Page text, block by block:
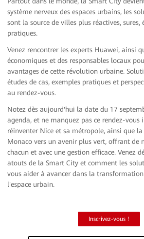
système nerveux des espaces urbains, les
sont la source de villes plus réactives, sures,
pratiques.
Venez rencontrer les experts Huawei, ainsi
économiques et des responsables locaux
avantages de cette révolution urbaine.
études de cas, exemples pratiques et
au rendez-vous.
Notez dès aujourd'hui la date du 17
agenda, et ne manquez pas ce rendez-
réinventer Nice et sa métropole, ainsi que
Monaco vers un avenir plus vert, offrant de
chacun et avec une gestion efficace. Venez
atouts de la Smart City et comment les
vous aider à avancer dans la
l'espace urbain.
Inscrivez-vous !